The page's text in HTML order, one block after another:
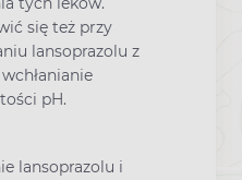
się też przy
lansoprazolu z
pH.
lansoprazolu i